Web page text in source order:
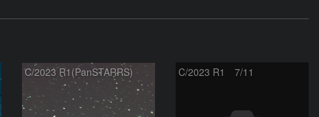
C/2023 R1(PanSTARRS) C/2023 R1 7/11